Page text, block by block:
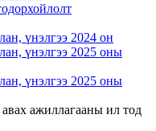
үнэлгээ 2024 он
үнэлгээ 2025 оны
үнэлгээ 2025 оны
ажиллагааны ил тод